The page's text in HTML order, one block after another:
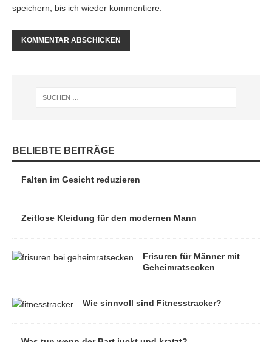
speichern, bis ich wieder kommentiere.
BELIEBTE BEITRÄGE
Falten im Gesicht reduzieren
Zeitlose Kleidung für den modernen Mann
Frisuren für Männer mit
Geheimratsecken
Wie sinnvoll sind Fitnesstracker?